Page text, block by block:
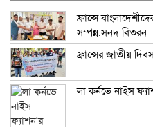
ফ্রান্সে
সম্পন্ন,সনদ বিতরন
ফ্রান্সের জাতীয়
লা কর্নভে নাইস